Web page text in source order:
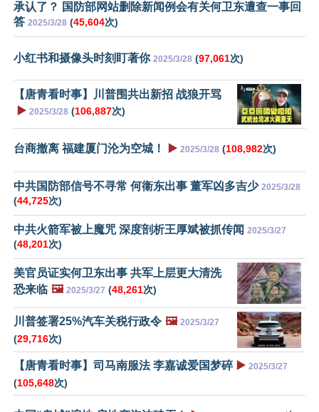
承认了？ 国防部网站删除新闻例会有关何卫东遭查一事回
答 2025/3/28 (45,604次)
小红书和摄像头时刻盯著你 2025/3/28 (97,061次)
【唐青看时事】川普围共出新招 战狼开骂
▶️ 2025/3/28 (106,887次)
台商撤离 福建厦门沦为空城！ ▶️ 2025/3/28 (108,982次)
中共国防部信号不寻常 何衞东出事 董军凶多吉少 2025/3/28
(44,725次)
中共火箭军被上魔咒 深度剖析王厚斌被抓传闻 2025/3/27
(48,201次)
美官员证实何卫东出事 共军上层更大清洗
恐来临 🖼️ 2025/3/27 (48,261次)
川普签署25%汽车关税行政令 🖼️ 2025/3/27
(29,716次)
【唐青看时事】司马南服法 李嘉诚爱国梦碎 ▶️ 2025/3/27
(105,648次)